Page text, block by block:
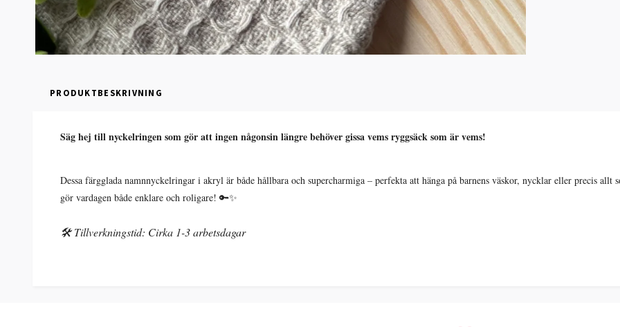
PRODUKTBESKRIVNING
Säg hej till nyckelringen som gör att ingen någonsin längre behöver gissa vems ryggsäck som är vems!
Dessa färgglada namnnyckelringar i akryl är både hållbara och supercharmiga – perfekta att hänga på barnens väskor, nycklar eller precis
gör vardagen både enklare och roligare! 🔑✨
🛠️ Tillverkningstid: Cirka 1-3 arbetsdagar